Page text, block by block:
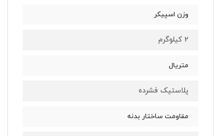
وزن اسپیکر
2 کیلوگرم
متریال
پلاستیک فشرده
مقاومت ساختار بدنه